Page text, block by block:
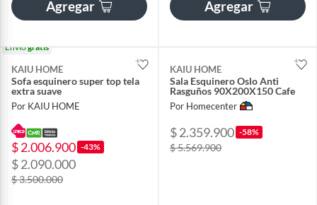
Agregar Agregar
Envíogratis
KAIU HOME
Sofa esquinero super top tela
extra suave
Por KAIU HOME
$ 2.006.900 -43%
$ 2.090.000
$ 3.500.000
KAIU HOME
Sala Esquinero Oslo Anti
Rasguños 90X200X150 Cafe
Por Homecenter
$ 2.359.900 -58%
$ 5.569.900